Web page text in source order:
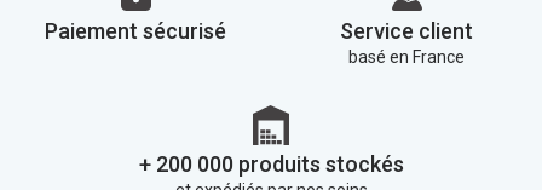
Paiement sécurisé Service client
basé en France
+ 200 000 produits stockés